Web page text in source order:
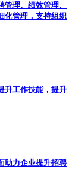
理、绩效管理、
化管理，支持组织
升工作技能，提升
助力企业提升招聘